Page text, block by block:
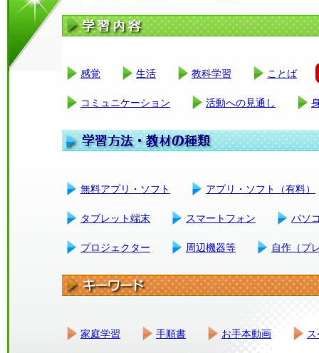
感覚 生活 教科学習 ことば
コミュニケーション 活動への見通し
無料アプリ・ソフト アプリ・ソフト（有料）
タブレット端末 スマートフォン パソ
プロジェクター 周辺機器等 自作（プ
家庭学習 手順書 お手本動画